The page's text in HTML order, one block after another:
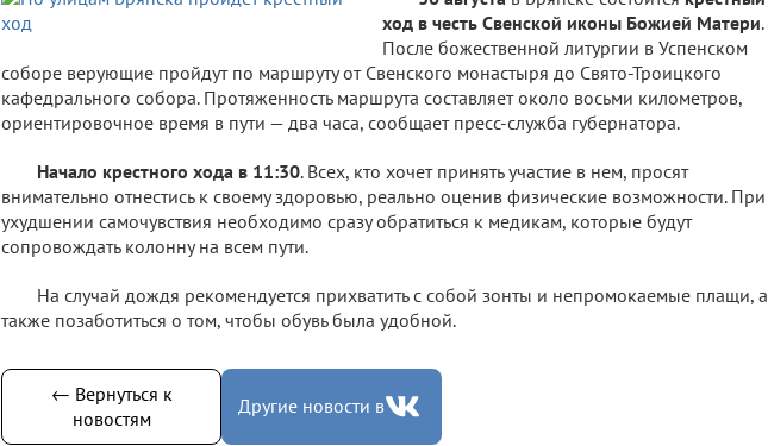
ход в честь Свенской иконы Божией Матери.
После божественной литургии в Успенском
соборе верующие пройдут по маршруту от Свенского монастыря до Свято-Троицкого
кафедрального собора. Протяженность маршрута составляет около восьми километров,
ориентировочное время в пути — два часа, сообщает пресс-служба губернатора.
Начало крестного хода в 11:30. Всех, кто хочет принять участие в нем, просят
внимательно отнестись к своему здоровью, реально оценив физические возможности. При
ухудшении самочувствия необходимо сразу обратиться к медикам, которые будут
сопровождать колонну на всем пути.
На случай дождя рекомендуется прихватить с собой зонты и непромокаемые плащи, а
также позаботиться о том, чтобы обувь была удобной.
← Вернуться к
новостям
Другие новости в